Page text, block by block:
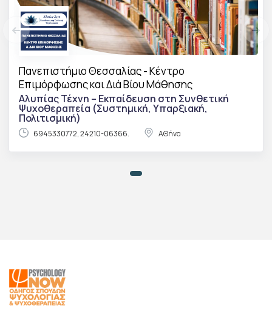
Πανεπιστήμιο Θεσσαλίας - Κέντρο
Επιμόρφωσης και Διά Βίου Μάθησης
Αλυπίας Τέχνη – Εκπαίδευση στη Συνθετική
Ψυχοθεραπεία (Συστημική, Υπαρξιακή,
Πολιτισμική)
6945330772, 24210-06366. ΑΘήνα